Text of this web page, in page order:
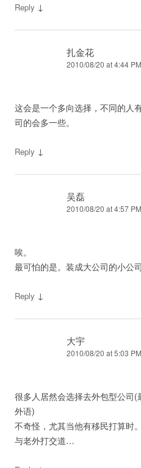
Reply ↓
扎金花
2010/08/20 at 4:44 PM
这会是一个多向选择，不同的人
司的会多一些。
Reply ↓
吴磊
2010/08/20 at 4:57 PM
唉。
最可怕的是。装成大公司的小公司
Reply ↓
大宇
2010/08/20 at 5:03 PM
很多人居然会选择去外包型公司
外语)
不奇怪，尤其当他有移民打算时
与老外打交道…